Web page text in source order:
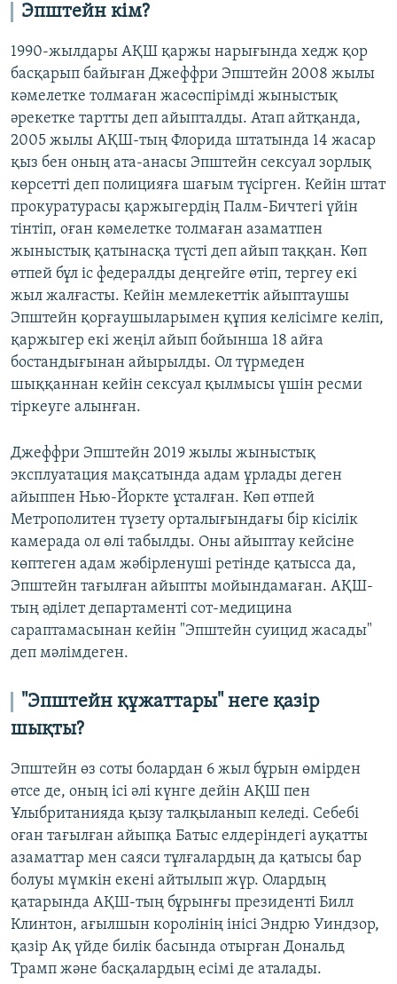
Эпштейн кім?
1990-жылдары АҚШ қаржы нарығында хедж қор
басқарып байыған Джеффри Эпштейн 2008 жылы
кәмелетке толмаған жасөспірімді жыныстық
әрекетке тартты деп айыпталды. Атап айтқанда,
2005 жылы АҚШ-тың Флорида штатында 14 жасар
қыз бен оның ата-анасы Эпштейн сексуал зорлық
көрсетті деп полицияға шағым түсірген. Кейін штат
прокуратурасы қаржыгердің Палм-Бичтегі үйін
тінтіп, оған кәмелетке толмаған азаматпен
жыныстық қатынасқа түсті деп айып таққан. Көп
өтпей бұл іс федералды деңгейге өтіп, тергеу екі
жыл жалғасты. Кейін мемлекеттік айыптаушы
Эпштейн қорғаушыларымен құпия келісімге келіп,
қаржыгер екі жеңіл айып бойынша 18 айға
бостандығынан айырылды. Ол түрмеден
шыққаннан кейін сексуал қылмысы үшін ресми
тіркеуге алынған.
Джеффри Эпштейн 2019 жылы жыныстық
эксплуатация мақсатында адам ұрлады деген
айыппен Нью-Йоркте ұсталған. Көп өтпей
Метрополитен түзету орталығындағы бір кісілік
камерада ол өлі табылды. Оны айыптау кейсіне
көптеген адам жәбірленуші ретінде қатысса да,
Эпштейн тағылған айыпты мойындамаған. АҚШ-
тың әділет департаменті сот-медицина
сараптамасынан кейін "Эпштейн суицид жасады"
деп мәлімдеген.
"Эпштейн құжаттары" неге қазір
шықты?
Эпштейн өз соты болардан 6 жыл бұрын өмірден
өтсе де, оның ісі әлі күнге дейін АҚШ пен
Ұлыбританияда қызу талқыланып келеді. Себебі
оған тағылған айыпқа Батыс елдеріндегі ауқатты
азаматтар мен саяси тұлғалардың да қатысы бар
болуы мүмкін екені айтылып жүр. Олардың
қатарында АҚШ-тың бұрынғы президенті Билл
Клинтон, ағылшын королінің інісі Эндрю Уиндзор,
қазір Ақ үйде билік басында отырған Дональд
Трамп және басқалардың есімі де аталады.